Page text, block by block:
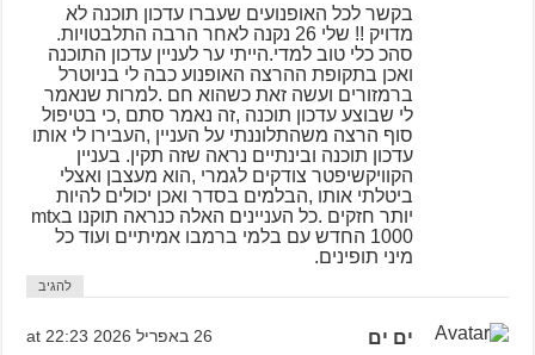
בקשר לכל האופנועים שעברו עדכון תוכנה לא
מדויק !! שלי 26 נקנה לאחר הרבה התלבטויות.
סהכ כלי טוב למדי.הייתי ער לעניין עדכון התוכנה
ואכן בתקופת ההרצה האופנוע כבה לי בניוטרל
ברמזורים ועשה זאת כשהוא חם .למרות שנאמר
לי שבוצע עדכון תוכנה ,זה נאמר סתם ,כי בטיפול
סוף הרצה משהתלוננתי על העניין ,העבירו לי אותו
עדכון תוכנה ובינתיים נראה שזה תקין. בעניין
הקוויקשיפטר צודקים לגמרי ,הוא מעצבן ואצלי
ביטלתי אותו ,הבלמים בסדר ואכן יכולים להיות
יותר חזקים .כל העניינים האלה כנראה תוקנו בmtx
1000 החדש עם בלמי ברמבו אמיתיים ועוד כל
מיני תופינים.
להגיב
ים ים 26 באפריל 2026 at 22:23